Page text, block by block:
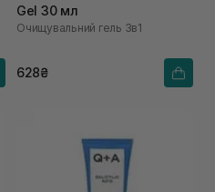
Gel 30 мл
Очищувальний гель 3в1
628₴